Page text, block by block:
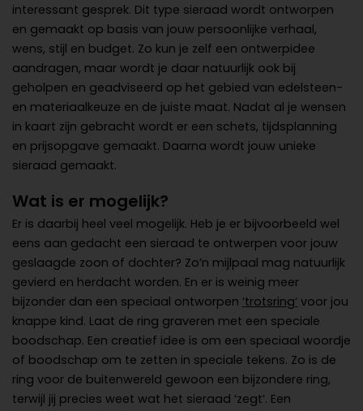
interessant gesprek. Dit type sieraad wordt ontworpen
en gemaakt op basis van jouw persoonlijke verhaal,
wens, stijl en budget. Zo kun je zelf een ontwerpidee
aandragen, maar wordt je daar natuurlijk ook bij
geholpen en geadviseerd op het gebied van edelsteen-
en materiaalkeuze en de juiste maat. Nadat al je wensen
in kaart zijn gebracht wordt er een schets, tijdsplanning
en prijsopgave gemaakt. Daarna wordt jouw unieke
sieraad gemaakt.
Wat is er mogelijk?
Er is daarbij heel veel mogelijk. Heb je er bijvoorbeeld wel
eens aan gedacht een sieraad te ontwerpen voor jouw
geslaagde zoon of dochter? Zo’n mijlpaal mag natuurlijk
gevierd en herdacht worden. En er is weinig meer
bijzonder dan een speciaal ontworpen ‘trotsring‘ voor jou
knappe kind. Laat de ring graveren met een speciale
boodschap. Een creatief idee is om een speciaal woordje
of boodschap om te zetten in speciale tekens. Zo is de
ring voor de buitenwereld gewoon een bijzondere ring,
terwijl jij precies weet wat het sieraad ‘zegt’. Een